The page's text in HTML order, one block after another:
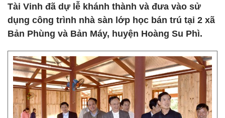
Tài Vinh đã dự lễ khánh thành và đưa vào sử
dụng công trình nhà sàn lớp học bán trú tại 2 xã
Bản Phùng và Bản Máy, huyện Hoàng Su Phì.